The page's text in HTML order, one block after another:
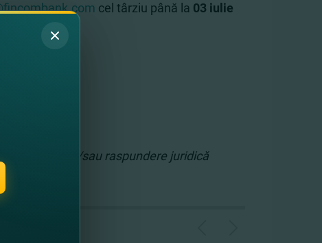
cel târziu până la 03 iulie
obligaţie şi/sau raspundere juridică